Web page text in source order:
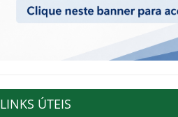
LINKS ÚTEIS